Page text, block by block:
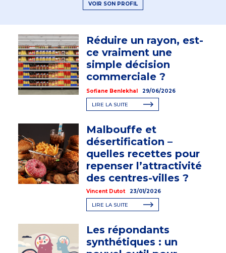
VOIR SON PROFIL
Réduire un rayon, est-
ce vraiment une
simple décision
commerciale ?
Sofiane Benlekhal 29/06/2026
LIRE LA SUITE
Malbouffe et
désertification –
quelles recettes pour
repenser l’attractivité
des centres-villes ?
Vincent Dutot 23/01/2026
LIRE LA SUITE
Les répondants
synthétiques : un